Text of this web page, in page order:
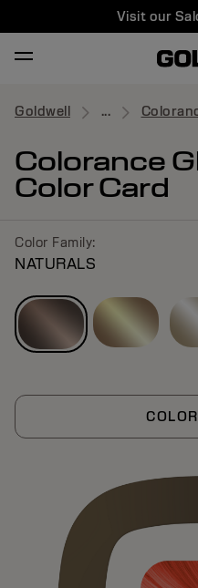
Visit our
Goldwell ...
Colorance
Color Card
Color Family:
NATURALS